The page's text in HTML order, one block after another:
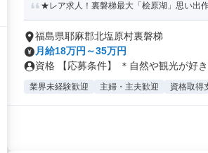
★レア求人！裏磐梯最大「桧原湖」思い出
福島県耶麻郡北塩原村裏磐梯
月給18万円～35万円
資格 【応募条件】 ＊自然や観光が好
業界未経験歓迎 主婦・主夫歓迎 資格取得